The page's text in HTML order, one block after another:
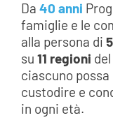
Da 40 anni
famiglie e le
alla persona di
su 11 regioni
ciascuno
custodire e
in ogni età.